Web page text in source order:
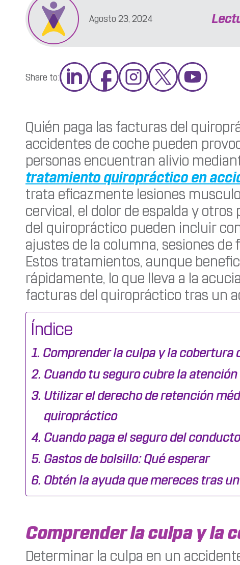
Agosto 23, 2024
Share to:
Quién paga las facturas del
accidentes de coche pueden
personas encuentran alivio
tratamiento quiropráctico en
trata eficazmente lesiones
cervical, el dolor de espalda y
del quiropráctico pueden incluir
ajustes de la columna, sesiones
Estos tratamientos, aunque
rápidamente, lo que lleva a la
facturas del quiropráctico tras un
Índice
Comprender la culpa y la cobertura
Cuando tu seguro cubre la
Utilizar el derecho de retención
quiropráctico
Cuando paga el seguro del
Gastos de bolsillo: Qué esperar
Obtén la ayuda que mereces tras
Comprender la culpa y la
Determinar la culpa en un